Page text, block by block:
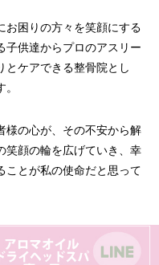
お困りの方々を笑顔にする
子供達からプロのアスリー
とケアできる整骨院とし
様の心が、その不安から解
笑顔の輪を広げていき、幸
ことが私の使命だと思って